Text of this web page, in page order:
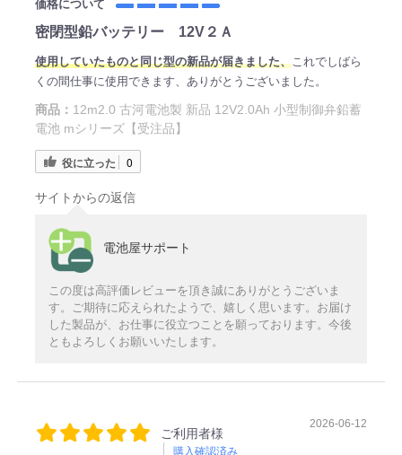
価格について
密閉型鉛バッテリー 12V２Ａ
使用していたものと同じ型の新品が届きました、これでしばら
くの間仕事に使用できます、ありがとうございました。
商品： 12m2.0 古河電池製 新品 12V2.0Ah 小型制御弁鉛蓄
電池 mシリーズ【受注品】
役に立った 0
サイトからの返信
電池屋サポート
この度は高評価レビューを頂き誠にありがとうございま
す。ご期待に応えられたようで、嬉しく思います。お届け
した製品が、お仕事に役立つことを願っております。今後
ともよろしくお願いいたします。
ご利用者様
購入確認済み
2026-06-12